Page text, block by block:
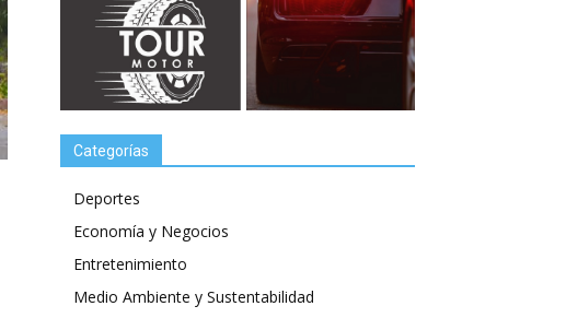
Categorías
Deportes
Economía y Negocios
Entretenimiento
Medio Ambiente y Sustentabilidad